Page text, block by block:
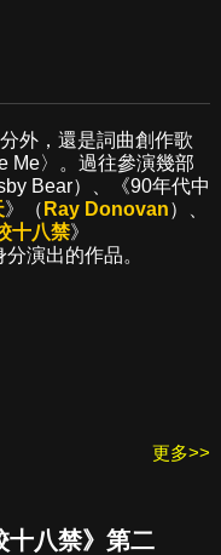
外，還是詞曲創作歌
Me〉。過往參演幾部
Bear）、《90年代中
》（ Ray Donovan）、
十八禁》
演出的作品。
更多>>
十八禁》第二